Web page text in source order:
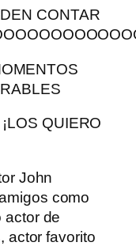
CONTAR
QUIERO
John
como
actor de
actor favorito